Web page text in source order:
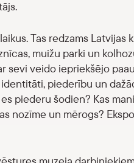
Tas redzams Latvijas
muižu parki un
sevi veido iepriekšējo
piederību un
piederu šodien? Kas
nozīme un mērogs?